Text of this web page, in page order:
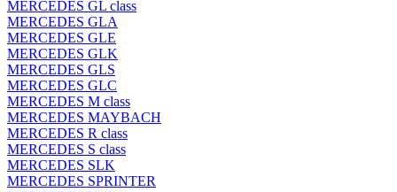
MERCEDES GL class
MERCEDES GLA
MERCEDES GLE
MERCEDES GLK
MERCEDES GLS
MERCEDES GLC
MERCEDES M class
MERCEDES MAYBACH
MERCEDES R class
MERCEDES S class
MERCEDES SLK
MERCEDES SPRINTER